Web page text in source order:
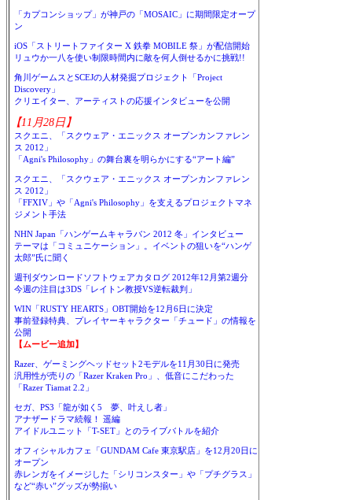
「カプコンショップ」が神戸の「MOSAIC」に期間限定オープ
ン
iOS「ストリートファイター X 鉄拳 MOBILE 祭」が配信開始
リュウか一八を使い制限時間内に敵を何人倒せるかに挑戦!!
角川ゲームスとSCEJの人材発掘プロジェクト「Project
Discovery」
クリエイター、アーティストの応援インタビューを公開
【11月28日】
スクエニ、「スクウェア・エニックス オープンカンファレン
ス 2012」
「Agni's Philosophy」の舞台裏を明らかにする“アート編”
スクエニ、「スクウェア・エニックス オープンカンファレン
ス 2012」
「FFXIV」や「Agni's Philosophy」を支えるプロジェクトマネ
ジメント手法
NHN Japan「ハンゲームキャラバン 2012 冬」インタビュー
テーマは「コミュニケーション」。イベントの狙いを“ハンゲ
太郎”氏に聞く
週刊ダウンロードソフトウェアカタログ 2012年12月第2週分
今週の注目は3DS「レイトン教授VS逆転裁判」
WIN「RUSTY HEARTS」OBT開始を12月6日に決定
事前登録特典、プレイヤーキャラクター「チュード」の情報を
公開
【ムービー追加】
Razer、ゲーミングヘッドセット2モデルを11月30日に発売
汎用性が売りの「Razer Kraken Pro」、低音にこだわった
「Razer Tiamat 2.2」
セガ、PS3「龍が如く5 夢、叶えし者」
アナザードラマ続報！ 遥編
アイドルユニット「T-SET」とのライブバトルを紹介
オフィシャルカフェ「GUNDAM Cafe 東京駅店」を12月20日に
オープン
赤レンガをイメージした「シリコンスター」や「プチグラス」
など“赤い”グッズが勢揃い